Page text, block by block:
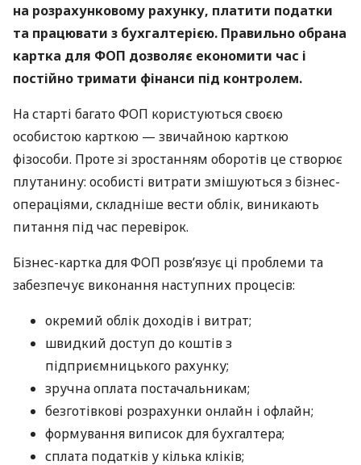
на розрахунковому рахунку, платити податки
та працювати з бухгалтерією. Правильно обрана
картка для ФОП дозволяє економити час і
постійно тримати фінанси під контролем.
На старті багато ФОП користуються своєю
особистою карткою — звичайною карткою
фізособи. Проте зі зростанням оборотів це створює
плутанину: особисті витрати змішуються з бізнес-
операціями, складніше вести облік, виникають
питання під час перевірок.
Бізнес-картка для ФОП розв’язує ці проблеми та
забезпечує виконання наступних процесів:
окремий облік доходів і витрат;
швидкий доступ до коштів з
підприємницького рахунку;
зручна оплата постачальникам;
безготівкові розрахунки онлайн і офлайн;
формування виписок для бухгалтера;
сплата податків у кілька кліків;